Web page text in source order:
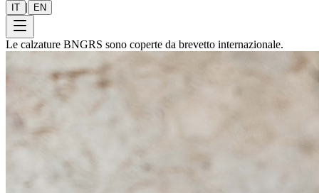
IT | EN
Le calzature BNGRS sono coperte da brevetto internazionale.